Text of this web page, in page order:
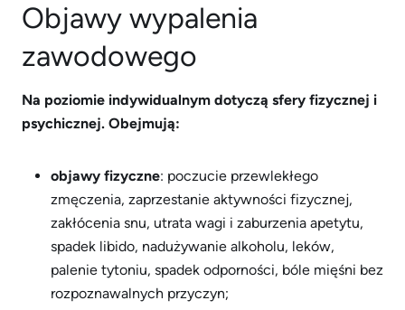
Objawy wypalenia
zawodowego
Na poziomie indywidualnym dotyczą sfery fizycznej i
psychicznej. Obejmują:
objawy fizyczne: poczucie przewlekłego
zmęczenia, zaprzestanie aktywności fizycznej,
zakłócenia snu, utrata wagi i zaburzenia apetytu,
spadek libido, nadużywanie alkoholu, leków,
palenie tytoniu, spadek odporności, bóle mięśni bez
rozpoznawalnych przyczyn;